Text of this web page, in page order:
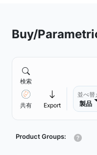
Buy/
検索
共有 Export
並べ替
製品
Product Groups: